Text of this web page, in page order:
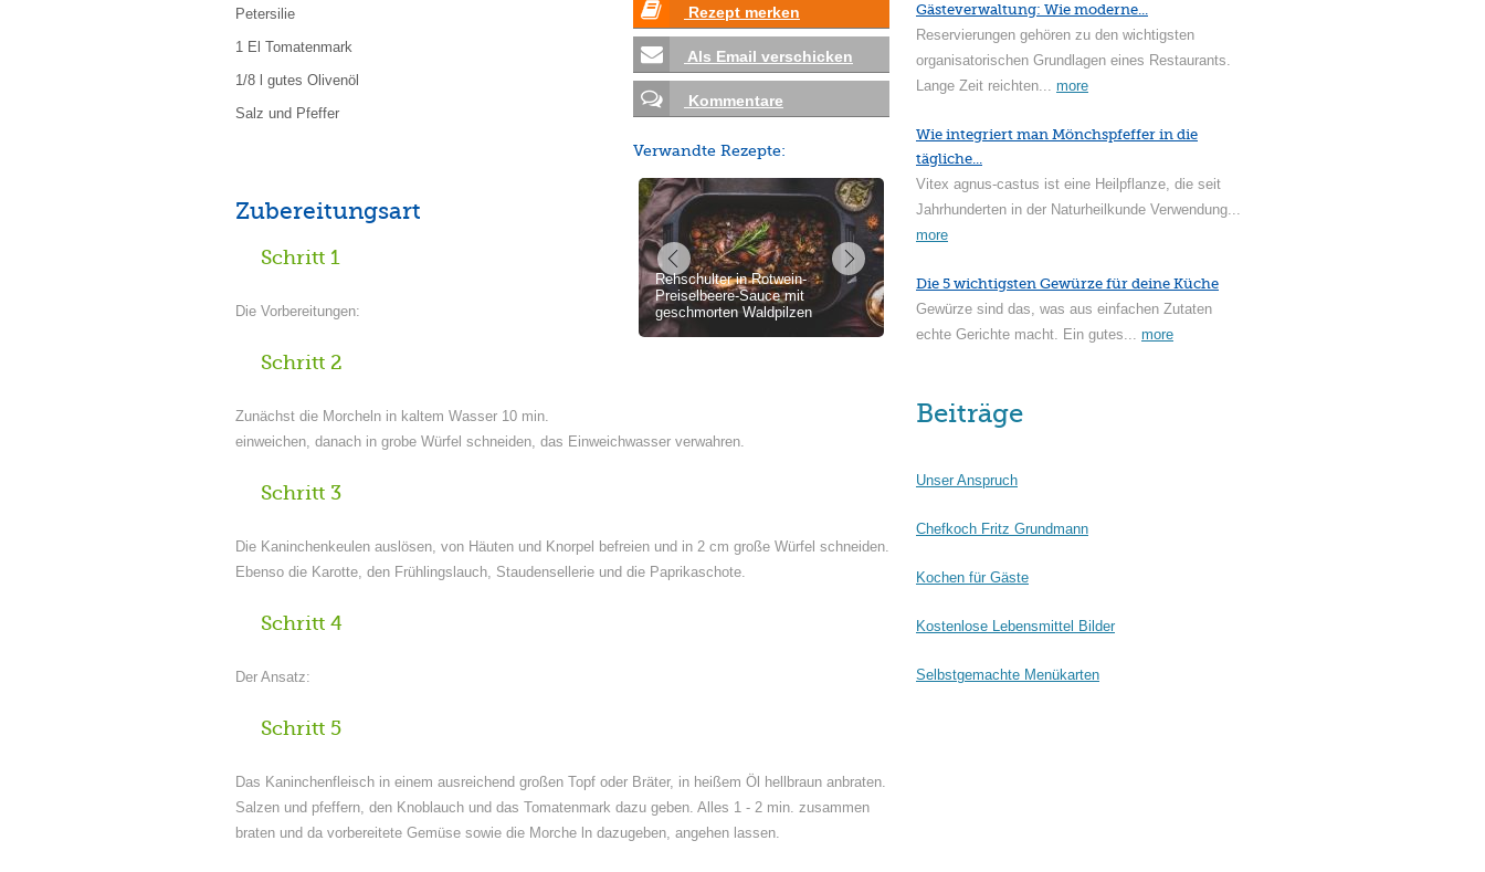
Rezept merken
Als Email verschicken
Kommentare
Verwandte Rezepte:
Rehschulter in Rotwein-
Preiselbeere-Sauce mit
geschmorten Waldpilzen
Petersilie
1 El Tomatenmark
1/8 l gutes Olivenöl
Salz und Pfeffer
Zubereitungsart
Schritt 1
Die Vorbereitungen:
Schritt 2
Zunächst die Morcheln in kaltem Wasser 10 min.
einweichen, danach in grobe Würfel schneiden, das Einweichwasser verwahren.
Schritt 3
Die Kaninchenkeulen auslösen, von Häuten und Knorpel befreien und in 2 cm große Würfel schneiden.
Ebenso die Karotte, den Frühlingslauch, Staudensellerie und die Paprikaschote.
Schritt 4
Der Ansatz:
Schritt 5
Das Kaninchenfleisch in einem ausreichend großen Topf oder Bräter, in heißem Öl hellbraun anbraten.
Salzen und pfeffern, den Knoblauch und das Tomatenmark dazu geben. Alles 1 - 2 min. zusammen
braten und da vorbereitete Gemüse sowie die Morche ln dazugeben, angehen lassen.
Gästeverwaltung: Wie moderne...
Reservierungen gehören zu den wichtigsten
organisatorischen Grundlagen eines Restaurants.
Lange Zeit reichten... more
Wie integriert man Mönchspfeffer in die
tägliche...
Vitex agnus-castus ist eine Heilpflanze, die seit
Jahrhunderten in der Naturheilkunde Verwendung...
more
Die 5 wichtigsten Gewürze für deine Küche
Gewürze sind das, was aus einfachen Zutaten
echte Gerichte macht. Ein gutes... more
Beiträge
Unser Anspruch
Chefkoch Fritz Grundmann
Kochen für Gäste
Kostenlose Lebensmittel Bilder
Selbstgemachte Menükarten